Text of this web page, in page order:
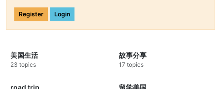
Register Login
美国生活
23 topics
故事分享
17 topics